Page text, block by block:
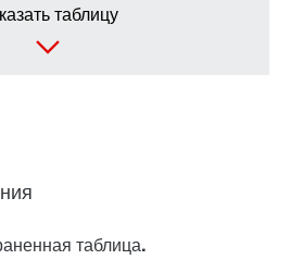
таблицу
таблица.